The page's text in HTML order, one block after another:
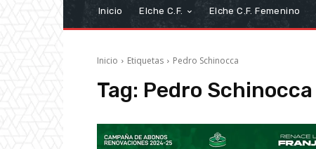
Inicio Elche C.F. Elche C.F. Femenino
Inicio Etiquetas Pedro Schinocca
Tag: Pedro Schinocca